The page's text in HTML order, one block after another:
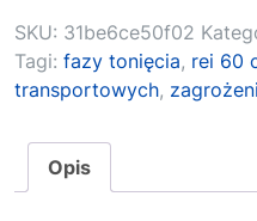
SKU: 31be6ce50f02
Tagi: fazy tonięcia, rei 60
transportowych,
Opis